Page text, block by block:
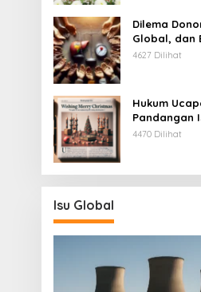
Dilema
Global, dan
Pengorbanan
4627 Dilihat
Hukum
Pandangan
4470 Dilihat
Isu Global